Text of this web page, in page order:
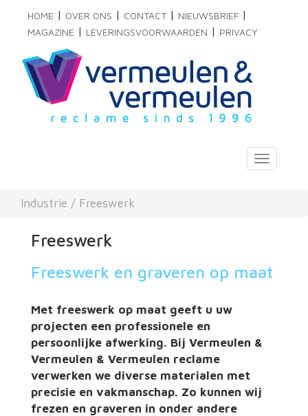
HOME | OVER ONS | CONTACT | NIEUWSBRIEF |
MAGAZINE | LEVERINGSVOORWAARDEN | PRIVACY
Toggle
Industrie / Freeswerk
Freeswerk
Freeswerk en graveren op maat
Met freeswerk op maat geeft u uw
projecten een professionele en
persoonlijke afwerking. Bij Vermeulen &
Vermeulen & Vermeulen reclame
verwerken we diverse materialen met
precisie en vakmanschap. Zo kunnen wij
frezen en graveren in onder andere